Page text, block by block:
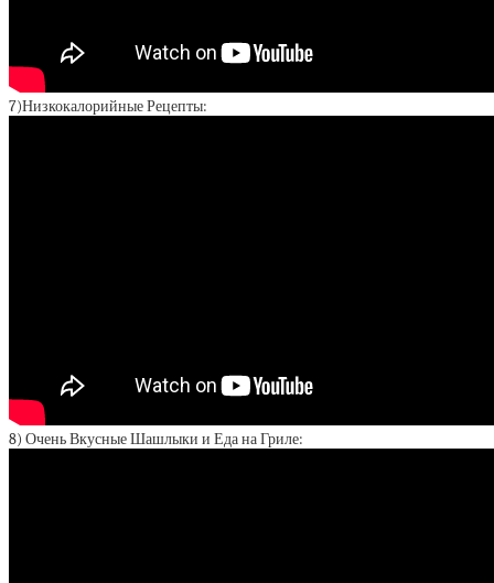
7)Низкокалорийные Рецепты:
8) Очень Вкусные Шашлыки и Еда на Гриле: